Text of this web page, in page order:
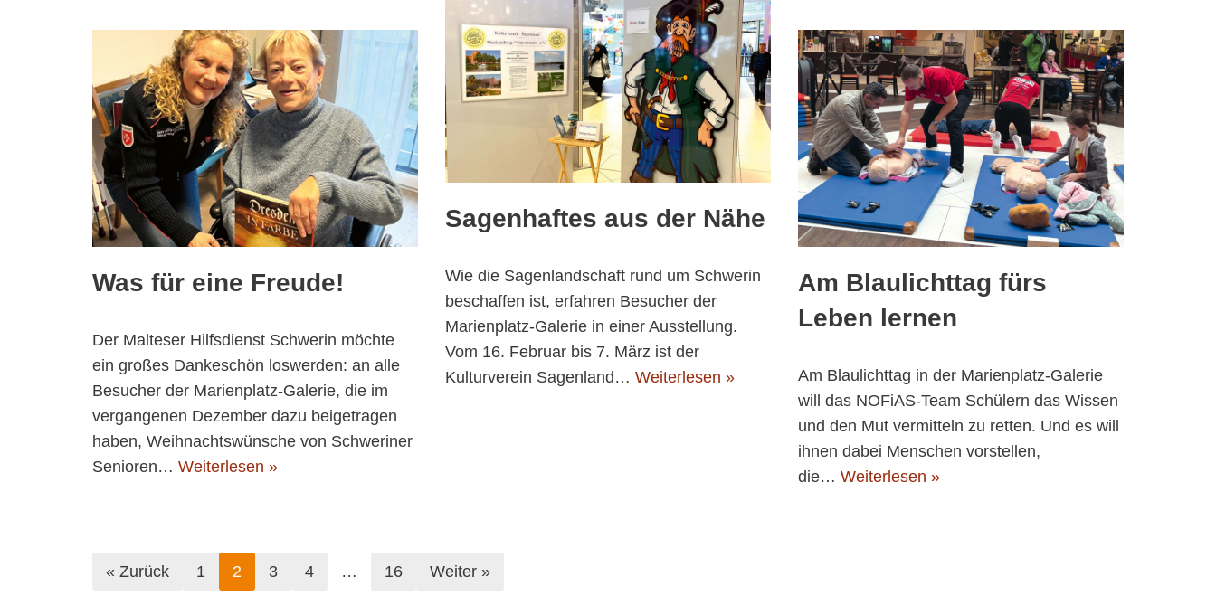
Sagenhaftes aus der Nähe
Wie die Sagenlandschaft rund um Schwerin
beschaffen ist, erfahren Besucher der
Marienplatz-Galerie in einer Ausstellung.
Vom 16. Februar bis 7. März ist der
Kulturverein Sagenland… Weiterlesen »
Was für eine Freude!
Der Malteser Hilfsdienst Schwerin möchte
ein großes Dankeschön loswerden: an alle
Besucher der Marienplatz-Galerie, die im
vergangenen Dezember dazu beigetragen
haben, Weihnachtswünsche von Schweriner
Senioren… Weiterlesen »
Am Blaulichttag fürs
Leben lernen
Am Blaulichttag in der Marienplatz-Galerie
will das NOFiAS-Team Schülern das Wissen
und den Mut vermitteln zu retten. Und es will
ihnen dabei Menschen vorstellen,
die… Weiterlesen »
« Zurück 1 2 3 4 … 16 Weiter »